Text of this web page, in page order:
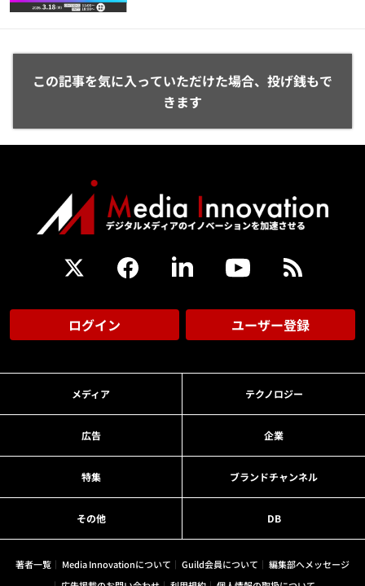
この記事を気に入っていただけた場合、投げ銭もで
きます
ログイン ユーザー登録
メディア テクノロジー
広告 企業
特集 ブランドチャンネル
その他 DB
著者一覧 Media Innovationについて Guild会員について
編集部へメッセージ